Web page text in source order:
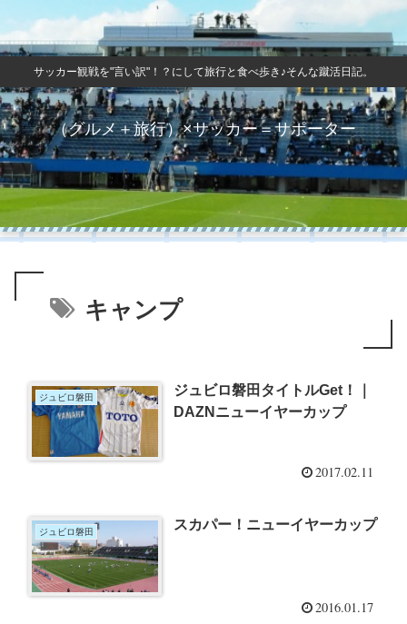
サッカー観戦を"言い訳"！？にして旅行と食べ歩き♪そんな蹴活日記。
（グルメ＋旅行）×サッカー＝サポーター
キャンプ
ジュビロ磐田
ジュビロ磐田タイトルGet！｜
DAZNニューイヤーカップ
2017.02.11
ジュビロ磐田 スカパー！ニューイヤーカップ
2016.01.17